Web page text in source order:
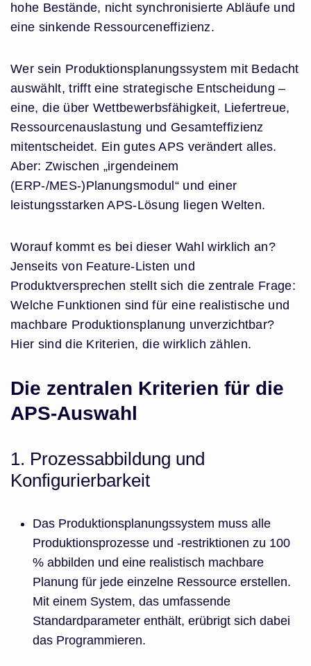
hohe Bestände, nicht synchronisierte Abläufe und
eine sinkende Ressourceneffizienz.
Wer sein Produktionsplanungssystem mit Bedacht
auswählt, trifft eine strategische Entscheidung –
eine, die über Wettbewerbsfähigkeit, Liefertreue,
Ressourcenauslastung und Gesamteffizienz
mitentscheidet. Ein gutes APS verändert alles.
Aber: Zwischen „irgendeinem
(ERP-/MES-)Planungsmodul“ und einer
leistungsstarken APS-Lösung liegen Welten.
Worauf kommt es bei dieser Wahl wirklich an?
Jenseits von Feature-Listen und
Produktversprechen stellt sich die zentrale Frage:
Welche Funktionen sind für eine realistische und
machbare Produktionsplanung unverzichtbar?
Hier sind die Kriterien, die wirklich zählen.
Die zentralen Kriterien für die
APS-Auswahl
1. Prozessabbildung und
Konfigurierbarkeit
Das Produktionsplanungssystem muss alle
Produktionsprozesse und -restriktionen zu 100
% abbilden und eine realistisch machbare
Planung für jede einzelne Ressource erstellen.
Mit einem System, das umfassende
Standardparameter enthält, erübrigt sich dabei
das Programmieren.